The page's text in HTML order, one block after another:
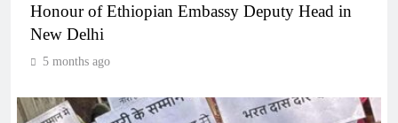
Honour of Ethiopian Embassy Deputy Head in
New Delhi
5 months ago